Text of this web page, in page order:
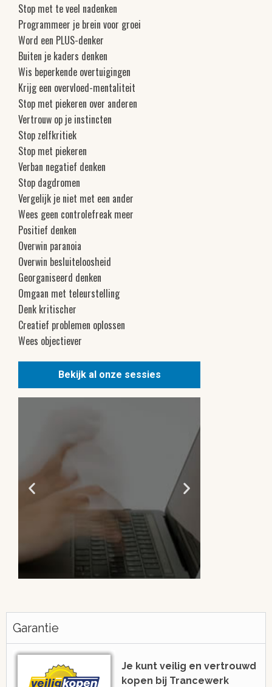
Stop met te veel nadenken
Programmeer je brein voor groei
Word een PLUS-denker
Buiten je kaders denken
Wis beperkende overtuigingen
Krijg een overvloed-mentaliteit
Stop met piekeren over anderen
Vertrouw op je instincten
Stop zelfkritiek
Stop met piekeren
Verban negatief denken
Stop dagdromen
Vergelijk je niet met een ander
Wees geen controlefreak meer
Positief denken
Overwin paranoia
Overwin besluiteloosheid
Georganiseerd denken
Omgaan met teleurstelling
Denk kritischer
Creatief problemen oplossen
Wees objectiever
Bekijk al onze sessies
We zijn eenvoudig en snel bereikbaar
voicebericht
Met gratis,
Garantie
Je kunt veilig en vertrouwd
kopen bij Trancewerk